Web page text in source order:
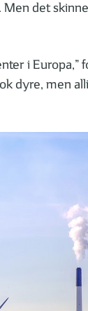
det
i Europa,”
dyre, men